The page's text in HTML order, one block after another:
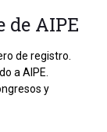
de AIPE
de registro.
a AIPE.
y